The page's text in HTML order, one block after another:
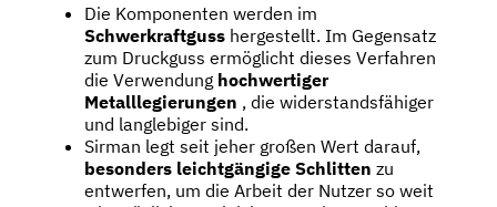
Die Komponenten werden im
Schwerkraftguss hergestellt. Im Gegensatz
zum Druckguss ermöglicht dieses Verfahren
die Verwendung hochwertiger
Metalllegierungen , die widerstandsfähiger
und langlebiger sind.
Sirman legt seit jeher großen Wert darauf,
besonders leichtgängige Schlitten zu
entwerfen, um die Arbeit der Nutzer so weit